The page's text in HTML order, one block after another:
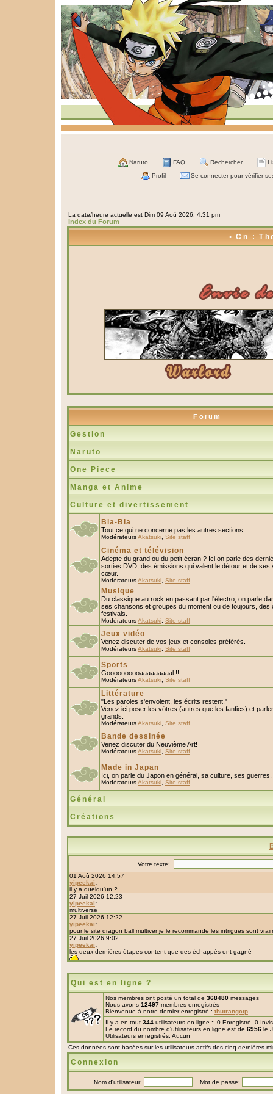
Naruto FAQ Rechercher
Profil Se connecter pour vérifier
La date/heure actuelle est Dim 09 Aoû 2026, 4:31 pm
Index du Forum
• Cn :
Forum
Gestion
Naruto
One Piece
Manga et Anime
Culture et divertissement
Bla-Bla
Tout ce qui ne concerne pas les autres sections.
ModérateursAkatsuki Site staff
Cinéma et télévision
Adepte du grand ou du petit écran ? Ici on parle des
sorties DVD, des émissions qui valent le détour et de ses
cœur.
ModérateursAkatsuki Site staff
Musique
Du classique au rock en passant par l'électro, on parle
ses chansons et groupes du moment ou de toujours, des
festivals.
ModérateursAkatsuki Site staff
Jeux vidéo
Venez discuter de vos jeux et consoles préférés.
ModérateursAkatsuki Site staff
Sports
Goooooooooaaaaaaaaal !!
ModérateursAkatsuki Site staff
Littérature
"Les paroles s'envolent, les écrits restent."
Venez ici poser les vôtres (autres que les fanfics) et
grands.
ModérateursAkatsuki Site staff
Bande dessinée
Venez discuter du Neuvième Art!
ModérateursAkatsuki Site staff
Made in Japan
Ici, on parle du Japon en général, sa culture, ses
ModérateursAkatsuki Site staff
Général
Créations
Qui est en ligne ?
Nos membres ont posté un total de 368480 messages
Nous avons 12497 membres enregistrés
Bienvenue à notre dernier enregistré : thutrangctp
Il y a en tout 344 utilisateurs en ligne :: 0 Enregistré, 0
Le record du nombre d'utilisateurs en ligne est de 6956 le
Utilisateurs enregistrés: Aucun
Ces données sont basées sur les utilisateurs actifs des cinq dernières
Connexion
Nom d'utilisateur: Mot de passe: